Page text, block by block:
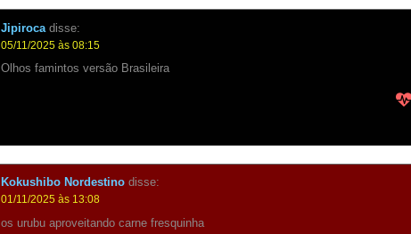
Jipiroca disse:
05/11/2025 às 08:15
Olhos famintos versão Brasileira
Kokushibo Nordestino disse:
01/11/2025 às 13:08
os urubu aproveitando carne fresquinha